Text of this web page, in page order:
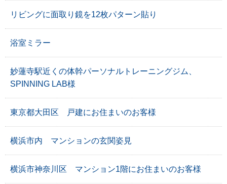
リビングに面取り鏡を12枚パターン貼り
浴室ミラー
妙蓮寺駅近くの体幹パーソナルトレーニングジム、
SPINNING LAB様
東京都大田区 戸建にお住まいのお客様
横浜市内 マンションの玄関姿見
横浜市神奈川区 マンション1階にお住まいのお客様